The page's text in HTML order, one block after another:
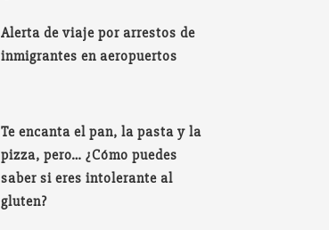
Alerta de viaje por arrestos de
inmigrantes en aeropuertos
Te encanta el pan, la pasta y la
pizza, pero… ¿Cómo puedes
saber si eres intolerante al
gluten?